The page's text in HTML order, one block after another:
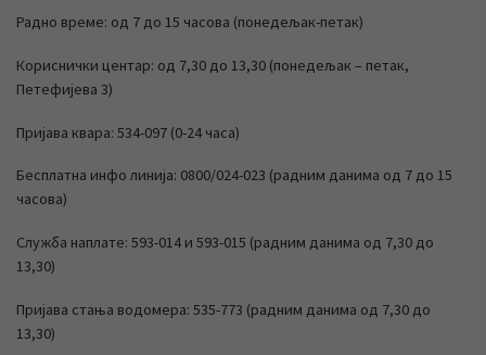
Радно време: од 7 до 15 часова (понедељак-петак)
Кориснички центар: од 7,30 до 13,30 (понедељак – петак,
Петефијева 3)
Пријава квара: 534-097 (0-24 часа)
Бесплатна инфо линија: 0800/024-023 (радним данима од 7 до 15
часова)
Служба наплате: 593-014 и 593-015 (радним данима од 7,30 до
13,30)
Пријава стања водомера: 535-773 (радним данима од 7,30 до
13,30)